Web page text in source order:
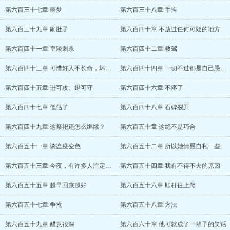
第六百三十七章 噩梦 第六百三十八章 手抖
第六百三十九章 闹肚子 第六百四十章 不放过任何可疑的地方
第六百四十一章 皇陵刺杀 第六百四十二章 救驾
第六百四十三章 可惜好人不长命，坏人活千 第六百四十四章 一切不过都是自己愚蠢罢了
第六百四十五章 进可攻、退可守 第六百四十六章 不疼了
第六百四十七章 低估了 第六百四十八章 石碑裂开
第六百四十九章 这祭祀还怎么继续？ 第六百五十章 这绝不是巧合
第六百五十一章 谈瘟疫变色 第六百五十二章 所以她情愿自私一些
第六百五十三章 今夜，有许多人注定无法入 第六百五十四章 我有不得不去的原因
第六百五十五章 越早回京越好 第六百五十六章 顺杆往上爬
第六百五十七章 争抢 第六百五十八章 方法
第六百五十九章 醋意很深 第六百六十章 他可就成了一辈子的笑话